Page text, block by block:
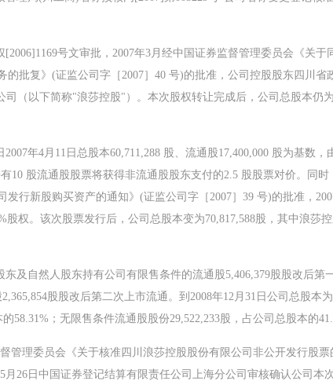
号文审批，2007年3月经中国证券监督管理委员会《关于
批复》(证监公司字［2007］40 号)的批准，公司控股股东四川
（以下简称"浪莎控股"）。本次股权转让完成后，公司总股本仍
年4月11日总股本60,711,288 股、流通股17,400,000 股为基数
10 股流通股股票将获得非流通股股东支付的2.5 股股票对价。同
行新股购买资产的通知》(证监公司字［2007］39 号)的批准，
权。该次股票发行后，公司总股本变为70,817,588股，其中浪莎
及自然人股东持有公司有限售条件的流通股5,406,379股股改后第
股股改后第二次上市流通。到2008年12月31日公司总股本
58.31%；无限售条件流通股股份29,522,233股，占公司总股本的
管理委员会《关于核准四川浪莎控股股份有限公司非公开发行股
26日中国证券登记结算有限责任公司上海分公司审核确认公司本